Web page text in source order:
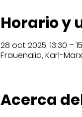
Horario y
28 oct 2025, 13:30 –
Frauenalia, Karl-
Acerca